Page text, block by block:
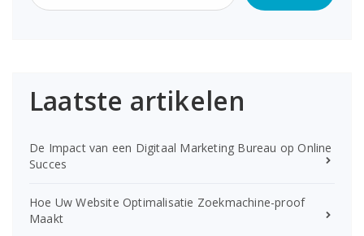
Laatste artikelen
De Impact van een Digitaal Marketing Bureau op Online
Succes
Hoe Uw Website Optimalisatie Zoekmachine-proof
Maakt